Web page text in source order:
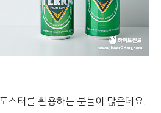
스터를 활용하는 분들이 많은데요.